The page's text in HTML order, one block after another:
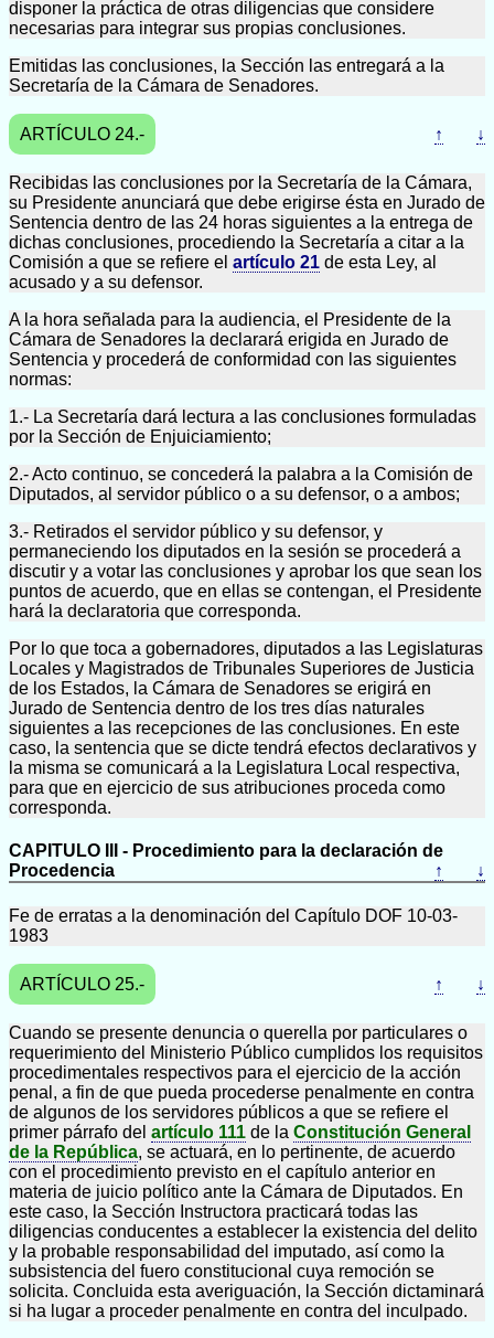
disponer la práctica de otras diligencias que considere
necesarias para integrar sus propias conclusiones.
Emitidas las conclusiones, la Sección las entregará a la
Secretaría de la Cámara de Senadores.
ARTÍCULO 24.- ↑ ↓
Recibidas las conclusiones por la Secretaría de la Cámara,
su Presidente anunciará que debe erigirse ésta en Jurado de
Sentencia dentro de las 24 horas siguientes a la entrega de
dichas conclusiones, procediendo la Secretaría a citar a la
Comisión a que se refiere el artículo 21 de esta Ley, al
acusado y a su defensor.
A la hora señalada para la audiencia, el Presidente de la
Cámara de Senadores la declarará erigida en Jurado de
Sentencia y procederá de conformidad con las siguientes
normas:
1.- La Secretaría dará lectura a las conclusiones formuladas
por la Sección de Enjuiciamiento;
2.- Acto continuo, se concederá la palabra a la Comisión de
Diputados, al servidor público o a su defensor, o a ambos;
3.- Retirados el servidor público y su defensor, y
permaneciendo los diputados en la sesión se procederá a
discutir y a votar las conclusiones y aprobar los que sean los
puntos de acuerdo, que en ellas se contengan, el Presidente
hará la declaratoria que corresponda.
Por lo que toca a gobernadores, diputados a las Legislaturas
Locales y Magistrados de Tribunales Superiores de Justicia
de los Estados, la Cámara de Senadores se erigirá en
Jurado de Sentencia dentro de los tres días naturales
siguientes a las recepciones de las conclusiones. En este
caso, la sentencia que se dicte tendrá efectos declarativos y
la misma se comunicará a la Legislatura Local respectiva,
para que en ejercicio de sus atribuciones proceda como
corresponda.
CAPITULO III - Procedimiento para la declaración de
Procedencia
↑ ↓
Fe de erratas a la denominación del Capítulo DOF 10-03-
1983
ARTÍCULO 25.- ↑ ↓
Cuando se presente denuncia o querella por particulares o
requerimiento del Ministerio Público cumplidos los requisitos
procedimentales respectivos para el ejercicio de la acción
penal, a fin de que pueda procederse penalmente en contra
de algunos de los servidores públicos a que se refiere el
primer párrafo del artículo 111 de la Constitución General
de la República, se actuará, en lo pertinente, de acuerdo
con el procedimiento previsto en el capítulo anterior en
materia de juicio político ante la Cámara de Diputados. En
este caso, la Sección Instructora practicará todas las
diligencias conducentes a establecer la existencia del delito
y la probable responsabilidad del imputado, así como la
subsistencia del fuero constitucional cuya remoción se
solicita. Concluida esta averiguación, la Sección dictaminará
si ha lugar a proceder penalmente en contra del inculpado.